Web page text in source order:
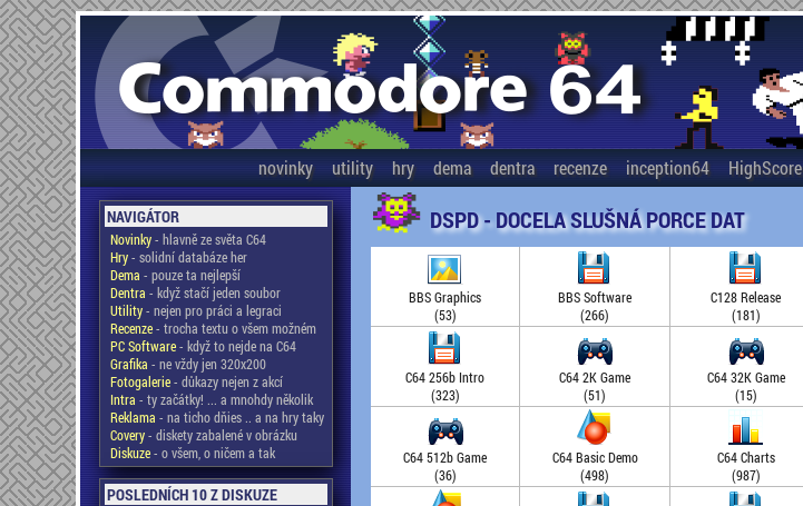
novinky utility hry dema dentra recenze inception64 HighScore
NAVIGÁTOR
Novinky- hlavně ze světa C64
Hry- solidní databáze her
Dema - pouze ta nejlepší
Dentra - když stačí jeden soubor
Utility- nejen pro práci a legraci
Recenze- trocha textu o všem možném
PC Software- když to nejde na C64
Grafika - ne vždy jen 320x200
Fotogalerie- důkazy nejen z akcí
Intra - ty začátky! ... a mnohdy několik
Reklama - na ticho dňies .. a na hry taky
Covery- diskety zabalené v obrázku
Diskuze- o všem, o ničem a tak
POSLEDNÍCH 10 Z DISKUZE
DSPD - DOCELA SLUŠNÁ PORCE DAT
BBS Graphics
(53)
BBS Software
(266)
C128 Release
(181)
C64 256b Intro
(323)
C64 2K Game
(51)
C64 32K Game
(15)
C64 512b Game
(36)
C64 Basic Demo
(498)
C64 Charts
(987)